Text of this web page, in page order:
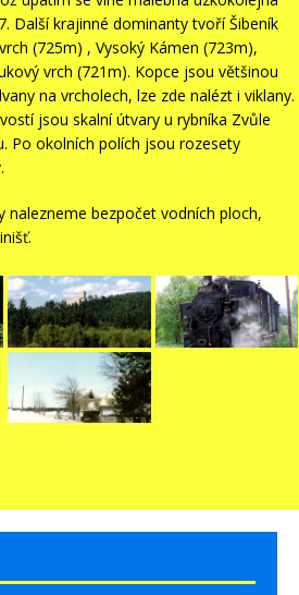
Další krajinné dominanty tvoří Šibeník
(725m) , Vysoký Kámen (723m),
vrch (721m). Kopce jsou většinou
na vrcholech, lze zde nalézt i viklany.
jsou skalní útvary u rybníka Zvůle
Po okolních polích jsou rozesety
nalezneme bezpočet vodních ploch,